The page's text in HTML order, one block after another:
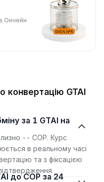
Ончейн
конвертацію GTAI
-- COP. Курс
в реальному часі
та з фіксацією